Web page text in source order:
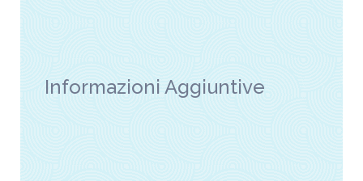
Informazioni Aggiuntive